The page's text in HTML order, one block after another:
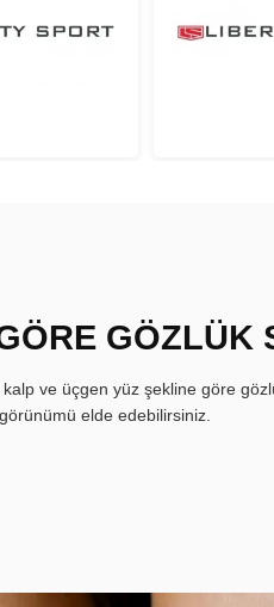
GÖZLÜK
ve üçgen yüz şekline göre
elde edebilirsiniz.